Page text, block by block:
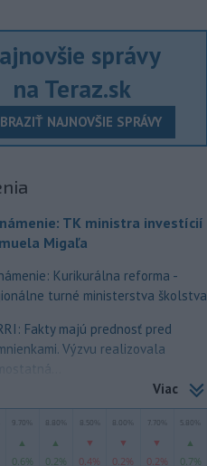
správy
na Teraz.sk
NAJNOVŠIE SPRÁVY
TK ministra investícií
Migaľa
Kurikurálna reforma -
turné ministerstva školstva
Fakty majú prednosť pred
Výzvu realizovala
Viac